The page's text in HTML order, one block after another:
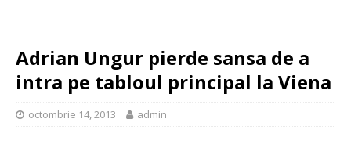
Adrian Ungur pierde sansa de a
intra pe tabloul principal la Viena
octombrie 14, 2013 admin